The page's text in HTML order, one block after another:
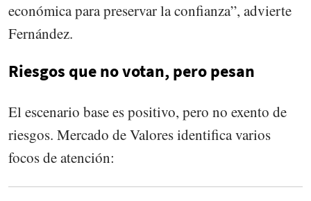
económica para preservar la confianza”, advierte
Fernández.
Riesgos que no votan, pero pesan
El escenario base es positivo, pero no exento de
riesgos. Mercado de Valores identifica varios
focos de atención: